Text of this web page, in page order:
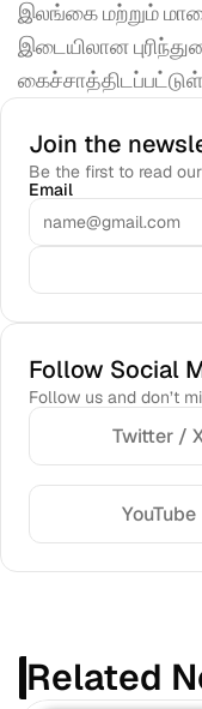
இலங்கை மற்றும்
இடையிலான
Join the
Be the first to read
Email
Follow Social
Follow us and don’t
Twitter /
YouTube
Related